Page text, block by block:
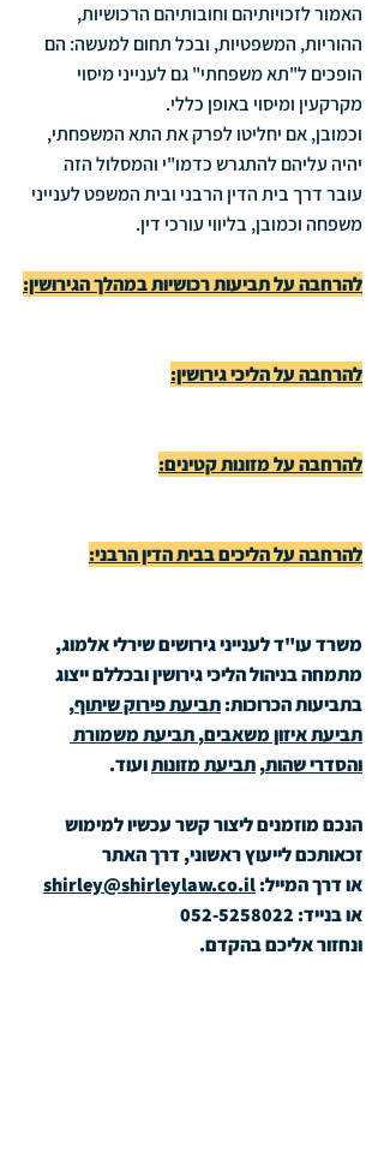
האמור לזכויותיהם וחובותיהם הרכושיות,
ההוריות, המשפטיות, ובכל תחום למעשה: הם
הופכים ל"תא משפחתי" גם לענייני מיסוי
מקרקעין ומיסוי באופן כללי.
וכמובן, אם יחליטו לפרק את התא המשפחתי,
יהיה עליהם להתגרש כדמו"י והמסלול הזה
עובר דרך בית הדין הרבני ובית המשפט לענייני
משפחה וכמובן, בליווי עורכי דין.
להרחבה על תביעות רכושיות במהלך הגירושין:
להרחבה על הליכי גירושין:
להרחבה על מזונות קטינים:
להרחבה על הליכים בבית הדין הרבני:
משרד עו"ד לענייני גירושים שירלי אלמוג,
מתמחה בניהול הליכי גירושין ובכללם ייצוג
בתביעות הכרוכות: תביעת פירוק שיתוף,
תביעת איזון משאבים, תביעת משמורת
והסדרי שהות, תביעת מזונות ועוד.
הנכם מוזמנים ליצור קשר עכשיו למימוש
זכאותכם לייעוץ ראשוני, דרך האתר
או דרך המייל: shirley@shirleylaw.co.il
או בנייד: 052-5258022
ונחזור אליכם בהקדם.